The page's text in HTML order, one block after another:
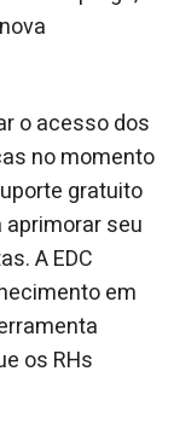
o acesso dos
no momento
gratuito
seu
A EDC
em
os RHs